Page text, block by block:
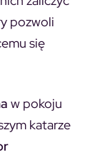
pozwoli
się
w pokoju
katarze